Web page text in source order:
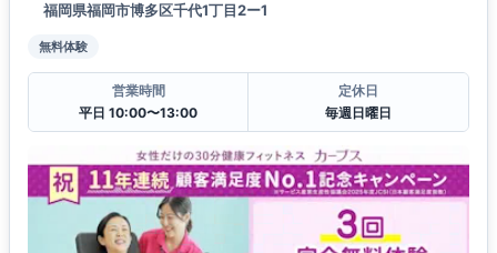
福岡県福岡市博多区千代1丁目2ー1
無料体験
営業時間
平日 10:00〜13:00
定休日
毎週日曜日